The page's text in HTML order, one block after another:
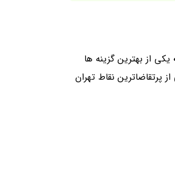
یکی از بهترین گزینه ها
نقاط تهران